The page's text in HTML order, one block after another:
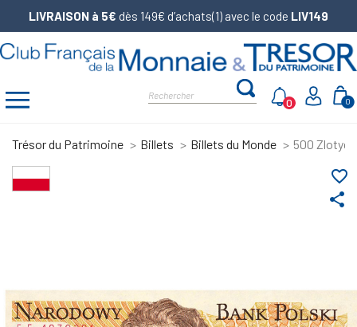
LIVRAISON à 5€ dès 149€ d’achats(1) avec le code LIV149
0
0
Trésor du Patrimoine Billets Billets du Monde 500
share
favorite_border